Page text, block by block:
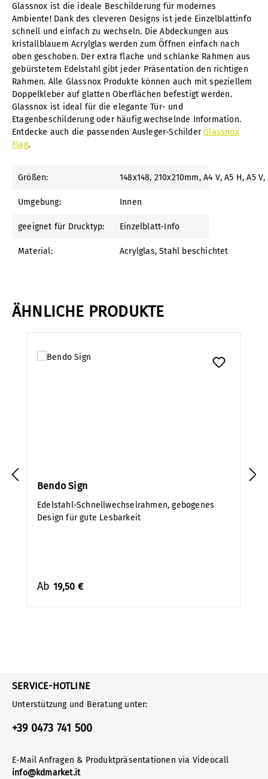
Glassnox ist die ideale Beschilderung für modernes
Ambiente! Dank des cleveren Designs ist jede Einzelblattinfo
schnell und einfach zu wechseln. Die Abdeckungen aus
kristallblauem Acrylglas werden zum Öffnen einfach nach
oben geschoben. Der extra flache und schlanke Rahmen aus
gebürstetem Edelstahl gibt jeder Präsentation den richtigen
Rahmen. Alle Glassnox Produkte können auch mit speziellem
Doppelkleber auf glatten Oberflächen befestigt werden.
Glassnox ist ideal für die elegante Tür- und
Etagenbeschilderung oder häufig wechselnde Information.
Entdecke auch die passenden Ausleger-SchilderGlassnox
Flag.
Größen: 148x148, 210x210mm, A4 V, A5 H, A5 V,
Umgebung: Innen
geeignet für Drucktyp: Einzelblatt-Info
Material: Acrylglas, Stahl beschichtet
ÄHNLICHE PRODUKTE
Bendo Sign
Edelstahl-Schnellwechselrahmen, gebogenes
Design für gute Lesbarkeit
Ab 19,50 €
SERVICE-HOTLINE
Unterstützung und Beratung unter:
+39 0473 741 500
E-Mail Anfragen & Produktpräsentationen via Videocall
info@kdmarket.it